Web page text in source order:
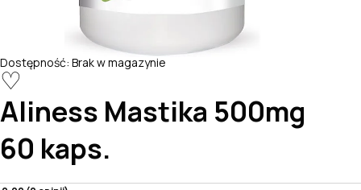
Dostępność: Brak w magazynie
♡
Aliness Mastika 500mg
60 kaps.